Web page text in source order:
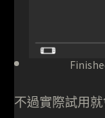
不過實際試用